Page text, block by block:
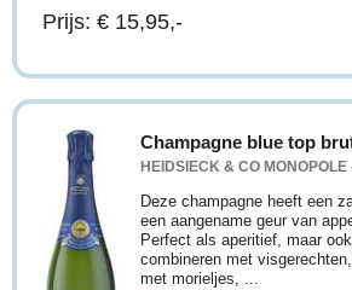
Prijs: € 15,95,-
Champagne blue top
HEIDSIECK & CO MONOPOLE
Deze champagne heeft een
een aangename geur van
Perfect als aperitief, maar
combineren met
met morieljes, ...